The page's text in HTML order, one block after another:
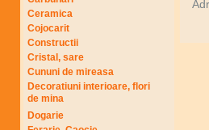
Ceramica
Cojocarit
Constructii
Cristal, sare
Cununi de mireasa
Decoratiuni interioare, flori
de mina
Dogarie